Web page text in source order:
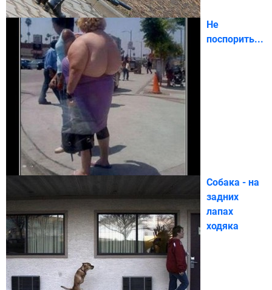
Не
поспорить...
Собака - на
задних
лапах
ходяка